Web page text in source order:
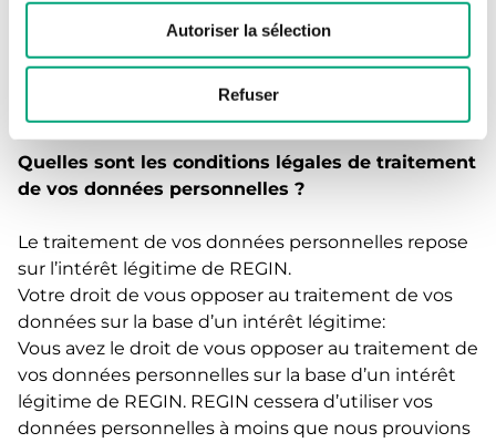
Autoriser la sélection
Refuser
Si les données sont transférées à des tiers, elles ne
seront utilisées qu’aux fins de dispense de nos
Quelles sont les conditions légales de traitement
de vos données personnelles ?
Le traitement de vos données personnelles repose
sur l’intérêt légitime de REGIN.
Votre droit de vous opposer au traitement de vos
données sur la base d’un intérêt légitime:
Vous avez le droit de vous opposer au traitement de
vos données personnelles sur la base d’un intérêt
légitime de REGIN. REGIN cessera d’utiliser vos
données personnelles à moins que nous prouvions